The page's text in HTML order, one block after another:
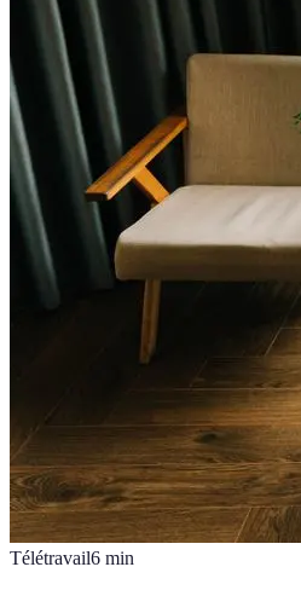
Télétravail6 min